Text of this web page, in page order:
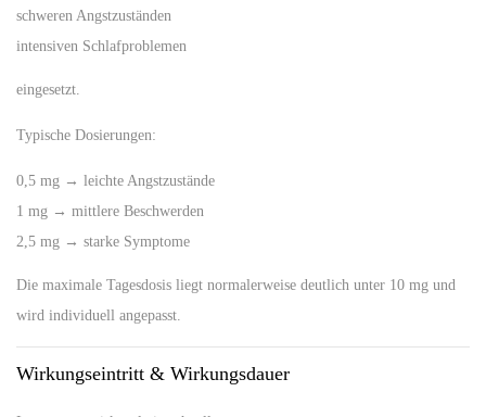
schweren Angstzuständen
intensiven Schlafproblemen
eingesetzt.
Typische Dosierungen:
0,5 mg → leichte Angstzustände
1 mg → mittlere Beschwerden
2,5 mg → starke Symptome
Die maximale Tagesdosis liegt normalerweise deutlich unter 10 mg und
wird individuell angepasst.
Wirkungseintritt & Wirkungsdauer